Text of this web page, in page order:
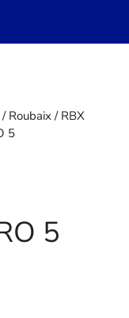
/ Roubaix/ RBX
5
5